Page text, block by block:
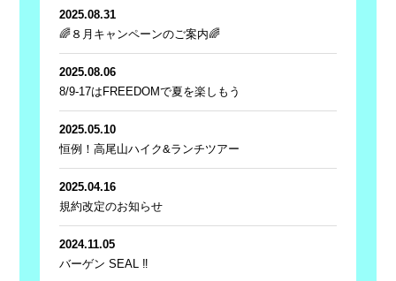
2025.08.31
🌈８月キャンペーンのご案内🌈
2025.08.06
8/9-17はFREEDOMで夏を楽しもう
2025.05.10
恒例！高尾山ハイク&ランチツアー
2025.04.16
規約改定のお知らせ
2024.11.05
バーゲン SEAL ‼